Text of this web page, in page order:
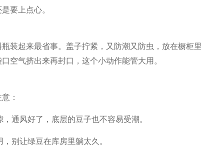
要上点心。
装起来最省事。盖子拧紧，又防潮又防虫，放在橱柜
空气挤出来再封口，这个小动作能管大用。
：
通风好了，底层的豆子也不容易受潮。
别让绿豆在库房里躺太久。